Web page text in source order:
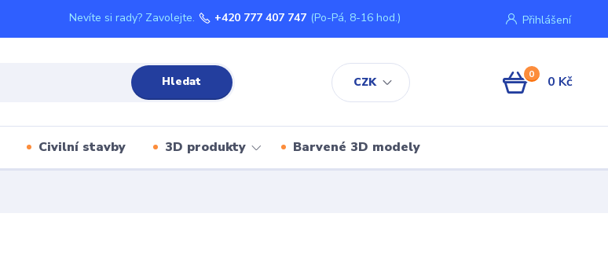
CZK
Přihlášení
Hledat
Nevíte si rady? Zavolejte. +420 777 407 747 (Po-Pá, 8-16 hod.)
0 0 Kč
Civilní stavby 3D produkty Barvené 3D modely